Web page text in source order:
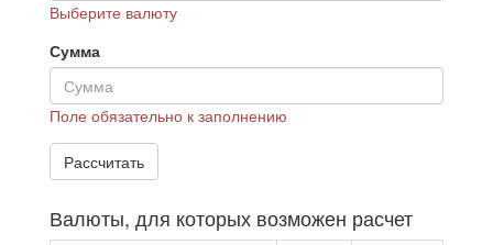
Выберите валюту
Сумма
Поле обязательно к заполнению
Валюты, для которых возможен расчет